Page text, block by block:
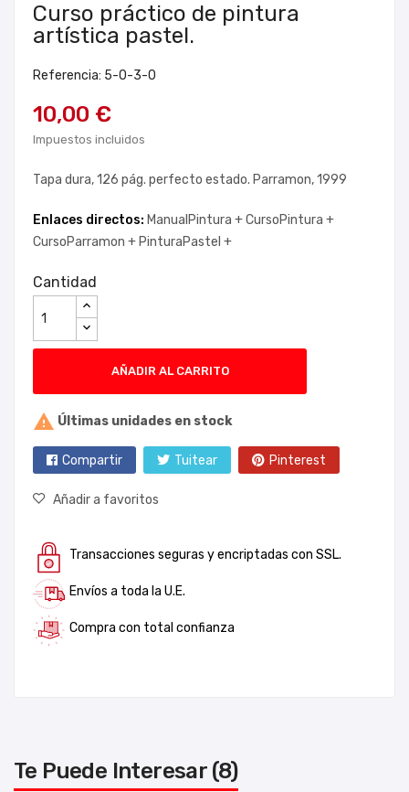
Curso práctico de pintura
artística pastel.
Referencia: 5-0-3-0
10,00 €
Impuestos incluidos
Tapa dura, 126 pág. perfecto estado. Parramon, 1999
Enlaces directos: ManualPintura +CursoPintura +
CursoParramon + PinturaPastel +
Cantidad
AÑADIR AL CARRITO
 Últimas unidades en stock
Compartir Tuitear Pinterest
Añadir a favoritos
Transacciones seguras y encriptadas con SSL.
Envíos a toda la U.E.
Compra con total confianza
Te Puede Interesar (8)